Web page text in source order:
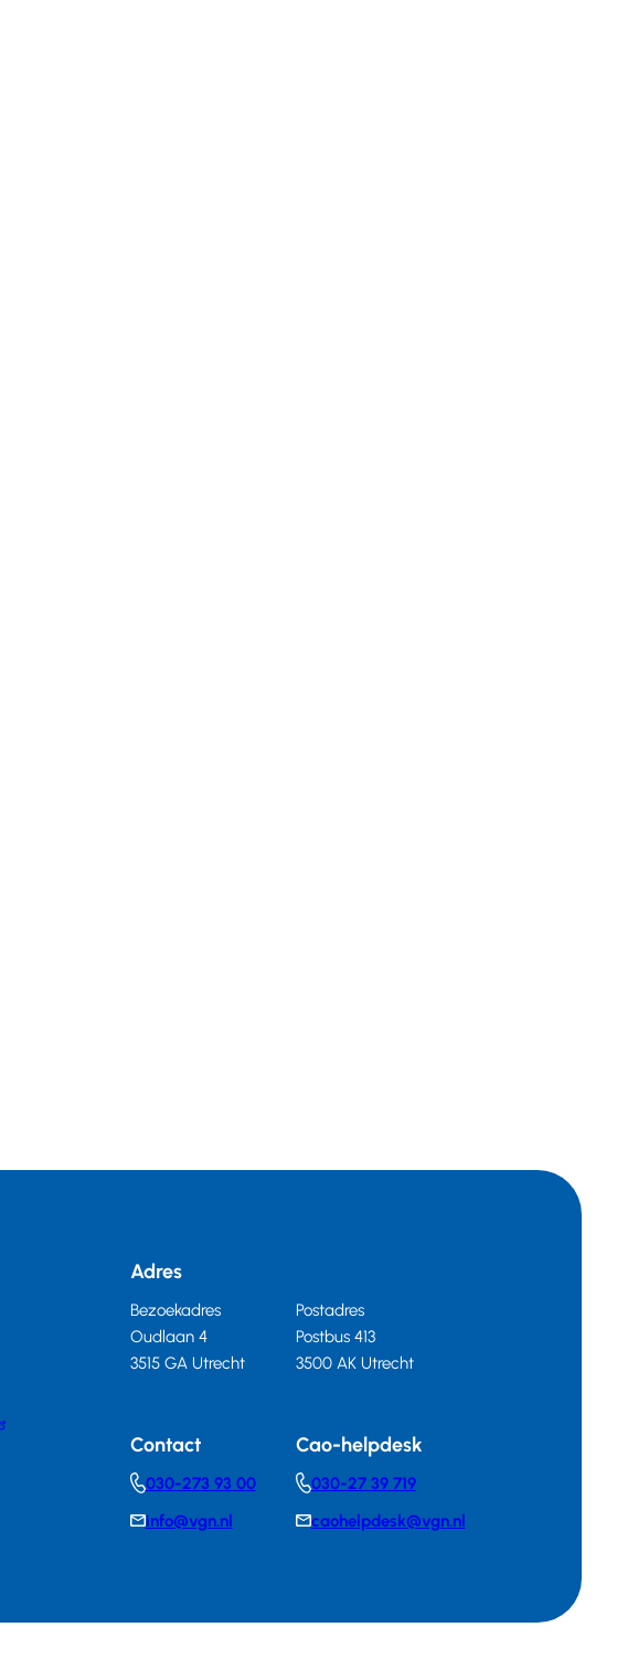
Adres
Bezoekadres
Oudlaan 4
3515 GA Utrecht
Postadres
Postbus 413
3500 AK Utrecht
Contact
Telephonenumber
030-273 93 00
E-info@vgn.nl
Cao-helpdesk
Telephonenumber
030-27 39 719
E-caohelpdesk@vgn.nl